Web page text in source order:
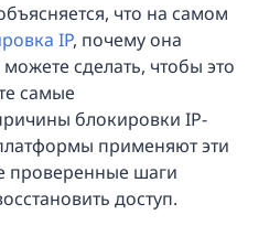
что на самом
IP, почему она
сделать, чтобы это
самые
блокировки IP-
применяют эти
проверенные шаги
доступ.